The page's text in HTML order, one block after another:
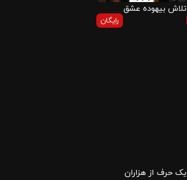
تلاش بیهوده عشق
رایگان
یک حرف از هزاران